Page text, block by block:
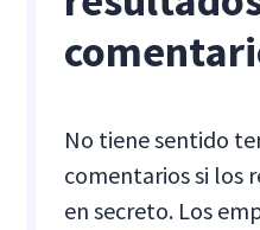
No tiene sentido
comentarios si los
en secreto. Los